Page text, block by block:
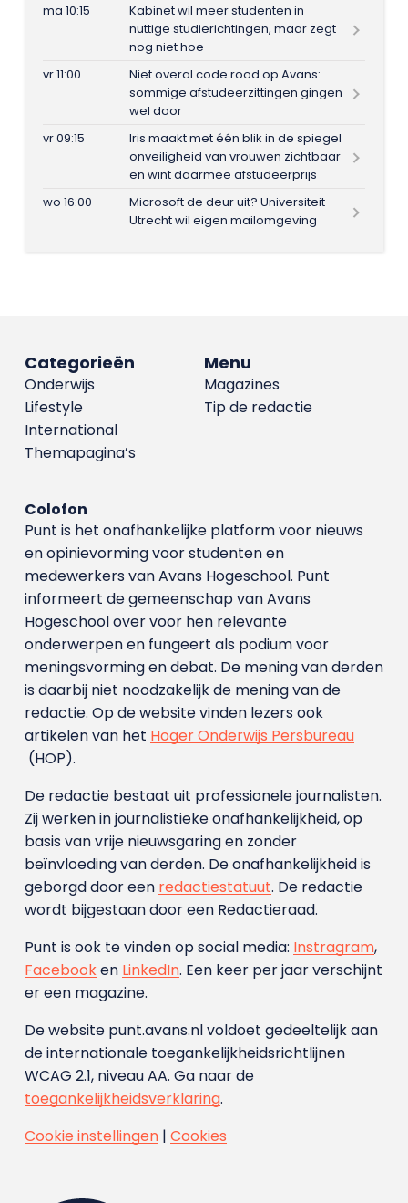
ma 10:15
Kabinet wil meer studenten in
nuttige studierichtingen, maar zegt
nog niet hoe
vr 11:00
Niet overal code rood op Avans:
sommige afstudeerzittingen gingen
wel door
vr 09:15
Iris maakt met één blik in de spiegel
onveiligheid van vrouwen zichtbaar
en wint daarmee afstudeerprijs
wo 16:00
Microsoft de deur uit? Universiteit
Utrecht wil eigen mailomgeving
Menu
Magazines
Tip de redactie
Categorieën
Onderwijs
Lifestyle
International
Themapagina’s
Colofon
Punt is het onafhankelijke platform voor nieuws
en opinievorming voor studenten en
medewerkers van Avans Hoge­school. Punt
informeert de gemeenschap van Avans
Hogeschool over voor hen relevante
onderwerpen en fungeert als podium voor
meningsvorming en debat. De mening van derden
is daarbij niet noodzakelijk de mening van de
redactie. Op de website vinden lezers ook
artikelen van het Hoger Onderwijs Persbureau
(HOP).
De redactie bestaat uit professionele journalisten.
Zij werken in journalistieke onafhankelijkheid, op
basis van vrije nieuwsgaring en zonder
beïnvloeding van derden. De onafhankelijkheid is
geborgd door een redactiestatuut. De redactie
wordt bijgestaan door een Redactieraad.
Punt is ook te vinden op social media: Instragram,
Facebooken LinkedIn. Een keer per jaar verschijnt
er een magazine.
De website punt.avans.nl voldoet gedeeltelijk aan
de internationale toegankelijkheidsrichtlijnen
WCAG 2.1, niveau AA. Ga naar de
toegankelijkheidsverklaring.
Cookie instellingen| Cookies